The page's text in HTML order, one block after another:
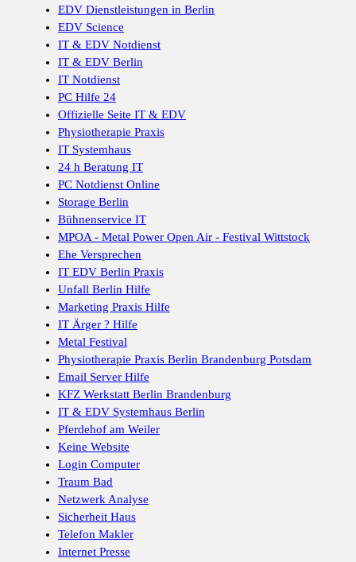
EDV Dienstleistungen in Berlin
EDV Science
IT & EDV Notdienst
IT & EDV Berlin
IT Notdienst
PC Hilfe 24
Offizielle Seite IT & EDV
Physiotherapie Praxis
IT Systemhaus
24 h Beratung IT
PC Notdienst Online
Storage Berlin
Bühnenservice IT
MPOA - Metal Power Open Air - Festival Wittstock
Ehe Versprechen
IT EDV Berlin Praxis
Unfall Berlin Hilfe
Marketing Praxis Hilfe
IT Ärger ? Hilfe
Metal Festival
Physiotherapie Praxis Berlin Brandenburg Potsdam
Email Server Hilfe
KFZ Werkstatt Berlin Brandenburg
IT & EDV Systemhaus Berlin
Pferdehof am Weiler
Keine Website
Login Computer
Traum Bad
Netzwerk Analyse
Sicherheit Haus
Telefon Makler
Internet Presse